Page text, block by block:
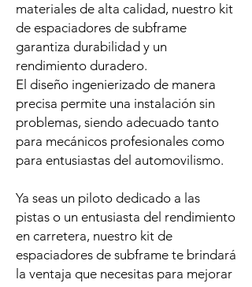
materiales de alta calidad, nuestro kit
de espaciadores de subframe
garantiza durabilidad y un
rendimiento duradero.
El diseño ingenierizado de manera
precisa permite una instalación sin
problemas, siendo adecuado tanto
para mecánicos profesionales como
para entusiastas del automovilismo.
Ya seas un piloto dedicado a las
pistas o un entusiasta del rendimiento
en carretera, nuestro kit de
espaciadores de subframe te brindará
la ventaja que necesitas para mejorar